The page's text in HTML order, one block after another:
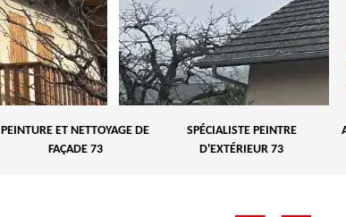
PEINTURE ET NETTOYAGE DE
FAÇADE 73
SPÉCIALISTE PEINTRE
D'EXTÉRIEUR 73